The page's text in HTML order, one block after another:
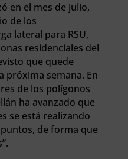
en el mes de julio,
de los
lateral para RSU,
residenciales del
que quede
próxima semana. En
de los polígonos
ha avanzado que
se está realizando
de forma que